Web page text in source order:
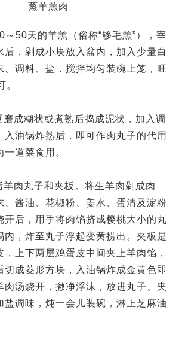
蒸羊羔肉
50天的羊羔（俗称“够毛羔”），宰
后，剁成小块放入盆内，加入少量白
、调料、盐，搅拌均匀装碗上笼，旺
。
成糊状或煮熟后捣成泥状，加入调
入油锅炸熟后，即可作肉丸子的代用
道菜食用。
肉丸子和夹板。将生羊肉剁成肉
、酱油、花椒粉、姜水、蛋清及淀粉
开后，用手将肉馅挤成樱桃大小的丸
内，炸至丸子浮起变黄捞出。夹板是
，上下两层鸡蛋皮中间夹上羊肉馅，
切成菱形方块，入油锅炸成金黄色即
肉汤烧开，撇净浮沫，放进丸子、夹
盐调味，炖一会儿装碗，淋上芝麻油